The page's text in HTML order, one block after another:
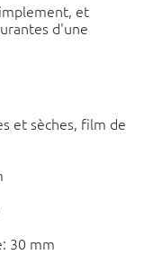
et
d'une
et sèches, film de
30 mm